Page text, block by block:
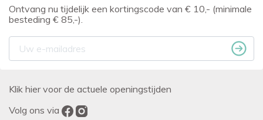
Ontvang nu tijdelijk een kortingscode van € 10,- (minimale
besteding € 85,-).
Klik hier voor de actuele openingstijden
Volg ons via